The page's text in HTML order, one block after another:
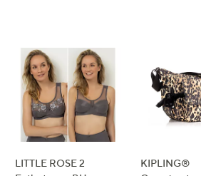
LITTLE ROSE 2
KIPLING®